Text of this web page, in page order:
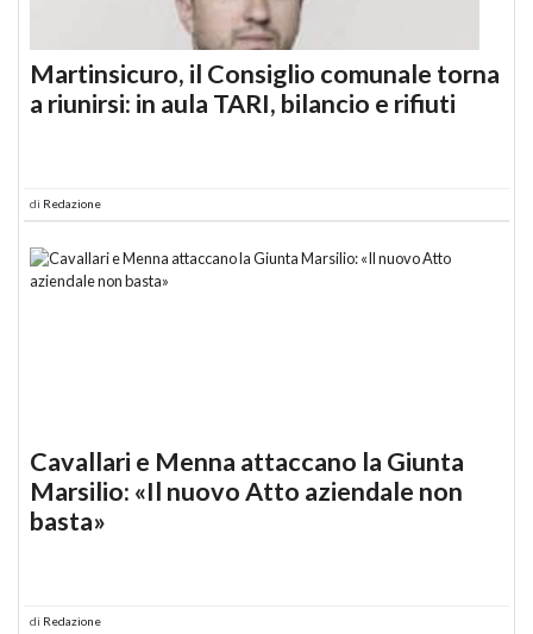
Martinsicuro, il Consiglio comunale torna
a riunirsi: in aula TARI, bilancio e rifiuti
di Redazione
Cavallari e Menna attaccano la Giunta
Marsilio: «Il nuovo Atto aziendale non
basta»
di Redazione